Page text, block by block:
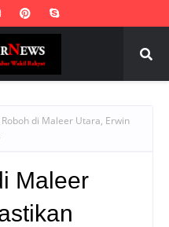
di Maleer Utara, Erwin
Maleer